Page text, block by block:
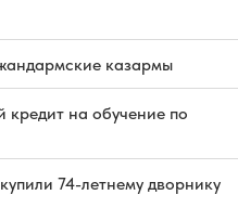
казармы
кредит на обучение по
74-летнему дворнику